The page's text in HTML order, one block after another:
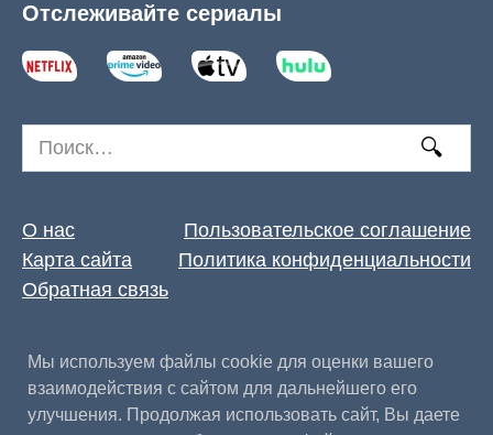
Отслеживайте сериалы
Search
for:
О нас
Пользовательское соглашение
Карта сайта
Политика конфиденциальности
Обратная связь
Мы используем файлы cookie для оценки вашего
взаимодействия с сайтом для дальнейшего его
улучшения. Продолжая использовать сайт, Вы даете